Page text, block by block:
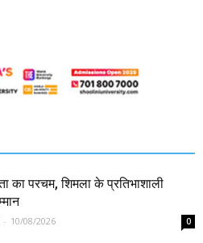
का परचम, शिमला के प्रतिभाशाली
- 10/08/2026 0